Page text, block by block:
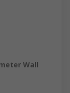
Wall